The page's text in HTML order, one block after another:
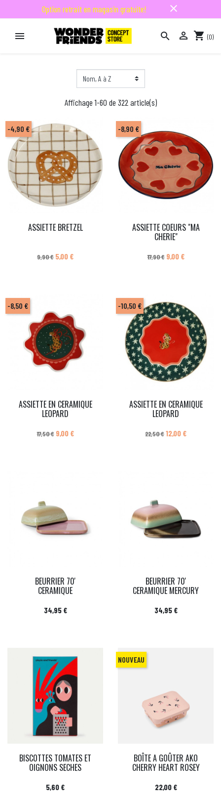
Option retrait en magasin gratuite! close
   shopping_cart (0)
Affichage 1-60 de 322 article(s)
ASSIETTE BRETZEL
Prix de base
9,90 € Prix
5,00 €
-4,90 €
ASSIETTE COEURS "MA
CHERIE"
Prix de base
17,90 € Prix
9,00 €
-8,90 €
ASSIETTE EN CERAMIQUE
LEOPARD
Prix de base
17,50 € Prix
9,00 €
-8,50 €
ASSIETTE EN CERAMIQUE
LEOPARD
Prix de base
22,50 €Prix
12,00 €
-10,50 €
BEURRIER 70'
CERAMIQUE
Prix
34,95 €
BEURRIER 70'
CERAMIQUE MERCURY
Prix
34,95 €
BISCOTTES TOMATES ET
OIGNONS SECHES
Prix
5,60 €
BOÎTE A GOÛTER AKO
CHERRY HEART ROSEY
Prix
22,00 €
NOUVEAU